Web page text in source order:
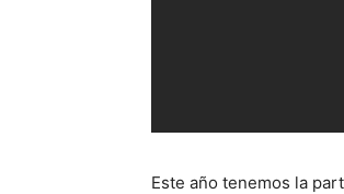
Este año tenemos la